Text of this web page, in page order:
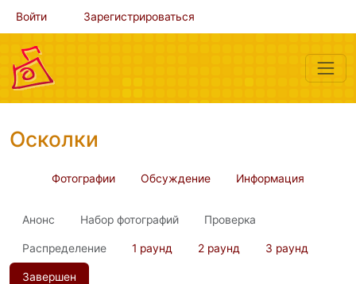
Войти Зарегистрироваться
Осколки
Фотографии Обсуждение Информация
Анонс Набор фотографий Проверка
Распределение 1 раунд 2 раунд 3 раунд
Завершен